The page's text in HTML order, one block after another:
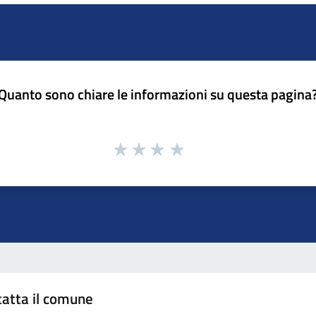
sono chiare le informazioni su questa
il comune